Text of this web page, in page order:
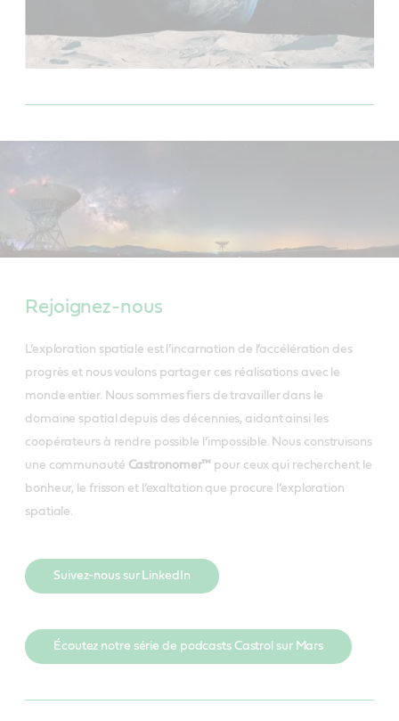
Rejoignez-nous
L’exploration spatiale est l’incarnation de l’accélération des
progrès et nous voulons partager ces réalisations avec le
monde entier. Nous sommes fiers de travailler dans le
domaine spatial depuis des décennies, aidant ainsi les
coopérateurs à rendre possible l’impossible. Nous construisons
une communauté Castronomer™ pour ceux qui recherchent le
bonheur, le frisson et l’exaltation que procure l’exploration
spatiale.
Suivez-nous sur LinkedIn
Écoutez notre série de podcasts Castrol sur Mars